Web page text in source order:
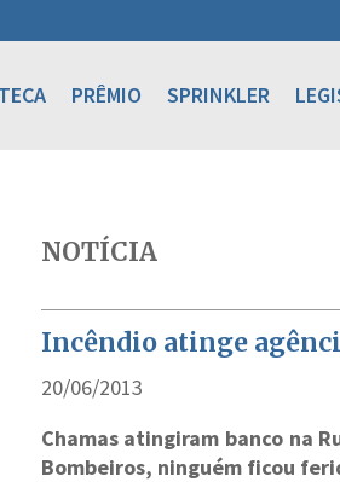
PRÊMIO SPRINKLER
NOTÍCIA
Incêndio atinge
20/06/2013
Chamas atingiram banco na
Bombeiros, ninguém ficou